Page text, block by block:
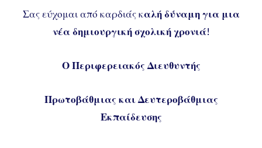
Σας εύχομαι από καρδιάς καλή δύναμη για μια
νέα δημιουργική σχολική χρονιά!
ΟΠεριφερειακός Διευθυντής
Πρωτοβάθμιας και Δευτεροβάθμιας
Εκπαίδευσης